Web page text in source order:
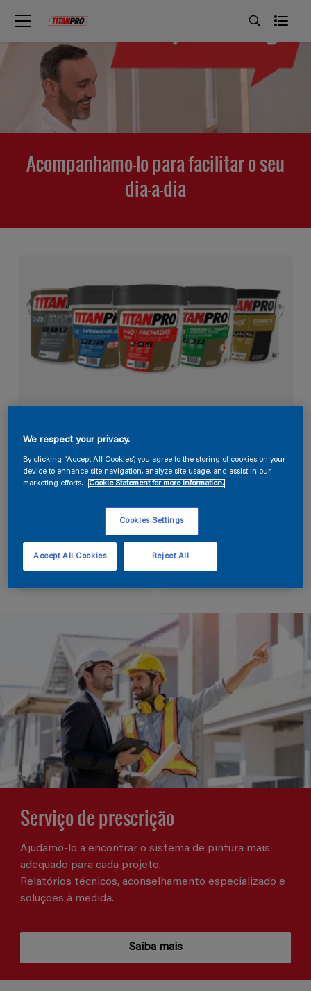
Acompanhamo-lo para facilitar o seu
dia-a-dia
Cores
Segue-nos no
Instagram
Serviço de prescrição
Ajudamo-lo a encontrar o sistema de pintura mais
adequado para cada projeto.
Relatórios técnicos, aconselhamento especializado e
soluções à medida.
Saiba mais
We respect your privacy.
By clicking “Accept All Cookies”, you agree to the storing of cookies on your
device to enhance site navigation, analyze site usage, and assist in our
marketing efforts.
Cookie Statement for more information.
Cookies Settings
Reject All
Accept All Cookies